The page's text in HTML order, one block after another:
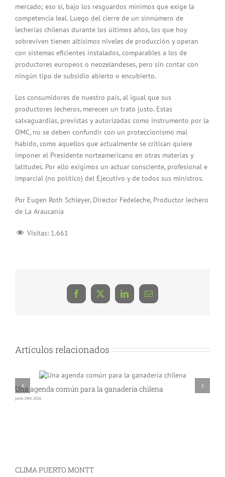
mercado; eso sí, bajo los resguardos mínimos que exige la
competencia leal. Luego del cierre de un sinnúmero de
lecherías chilenas durante los últimos años, los que hoy
sobreviven tienen altísimos niveles de producción y operan
con sistemas eficientes instalados, comparables a los de
productores europeos o neozelandeses, pero sin contar con
ningún tipo de subsidio abierto o encubierto.
Los consumidores de nuestro país, al igual que sus
productores lecheros, merecen un trato justo. Estas
salvaguardias, previstas y autorizadas como instrumento por la
OMC, no se deben confundir con un proteccionismo mal
habido, como aquellos que actualmente se critican quiere
imponer el Presidente norteamericano en otras materias y
latitudes. Por ello exigimos un actuar consciente, profesional e
imparcial (no político) del Ejecutivo y de todos sus ministros.
Por Eugen Roth Schleyer, Director Fedeleche, Productor lechero
de La Araucanía
Visitas: 1.661
Facebook
X LinkedInCorreo
electrónico
Artículos relacionados
Una agenda común para la ganadería chilena
junio 24th, 2026
CLIMA PUERTO MONTT